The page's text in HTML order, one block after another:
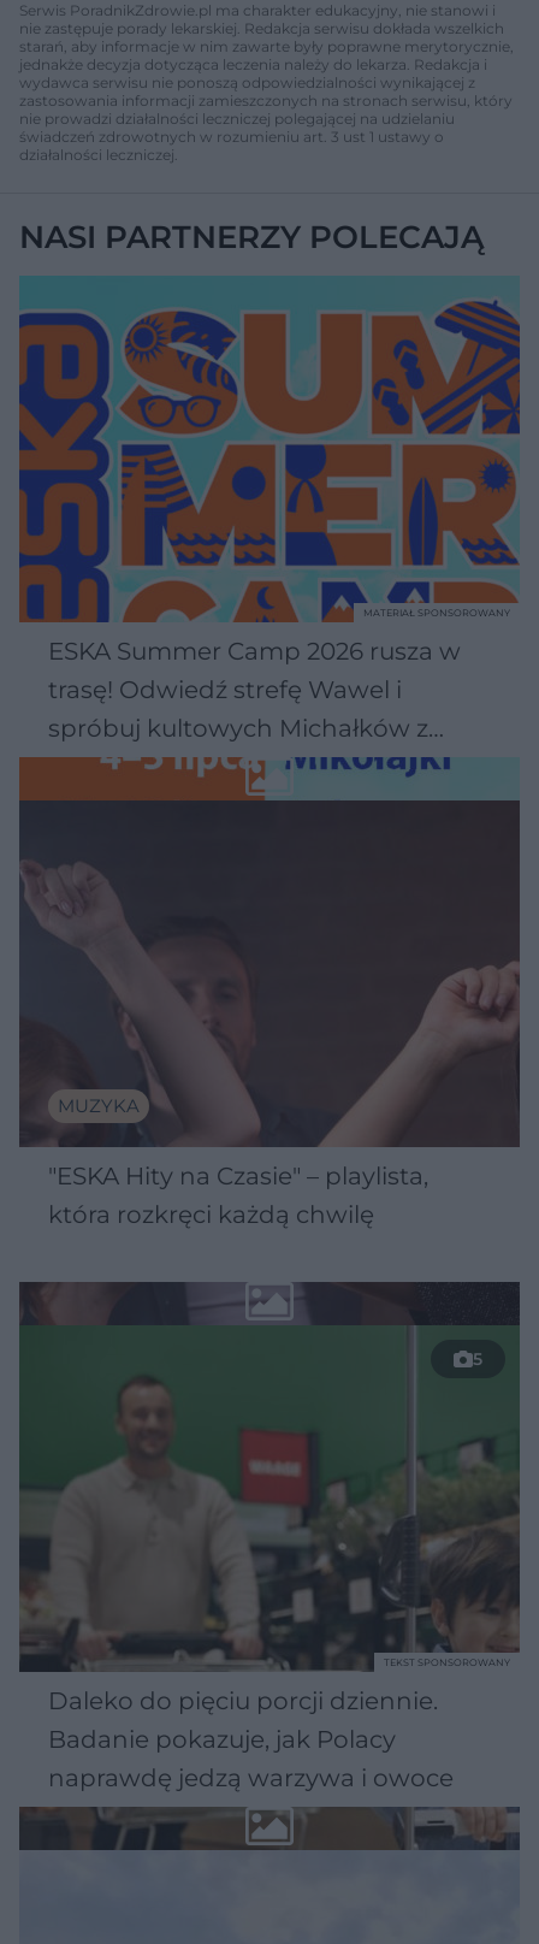
Serwis PoradnikZdrowie.pl ma charakter edukacyjny, nie stanowi i
nie zastępuje porady lekarskiej. Redakcja serwisu dokłada wszelkich
starań, aby informacje w nim zawarte były poprawne merytorycznie,
jednakże decyzja dotycząca leczenia należy do lekarza. Redakcja i
wydawca serwisu nie ponoszą odpowiedzialności wynikającej z
zastosowania informacji zamieszczonych na stronach serwisu, który
nie prowadzi działalności leczniczej polegającej na udzielaniu
świadczeń zdrowotnych w rozumieniu art. 3 ust 1 ustawy o
działalności leczniczej.
NASI PARTNERZY POLECAJĄ
ESKA Summer Camp 2026 rusza w
trasę! Odwiedź strefę Wawel i
spróbuj kultowych Michałków z
Wawelu
MATERIAŁ SPONSOROWANY
MUZYKA
"ESKA Hity na Czasie" – playlista,
która rozkręci każdą chwilę
5
Daleko do pięciu porcji dziennie.
Badanie pokazuje, jak Polacy
naprawdę jedzą warzywa i owoce
TEKST SPONSOROWANY